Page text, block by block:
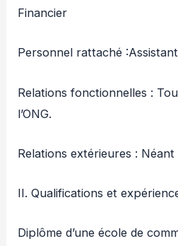
Financier
Personnel rattaché
Relations fonctionnelles :
l’ONG.
Relations extérieures : Néant
II. Qualifications et
Diplôme d’une école de